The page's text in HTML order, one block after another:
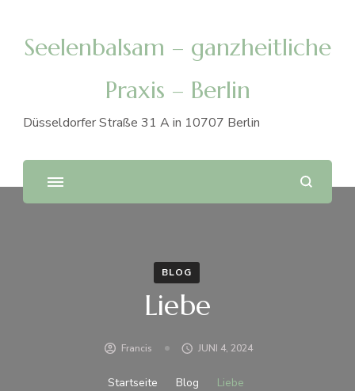
Seelenbalsam – ganzheitliche
Praxis – Berlin
Düsseldorfer Straße 31 A in 10707 Berlin
BLOG
Liebe
Francis JUNI 4, 2024
Startseite Blog Liebe